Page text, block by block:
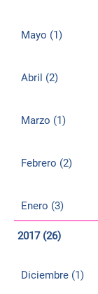
Mayo (1)
Abril (2)
Marzo (1)
Febrero (2)
Enero (3)
2017 (26)
Diciembre (1)